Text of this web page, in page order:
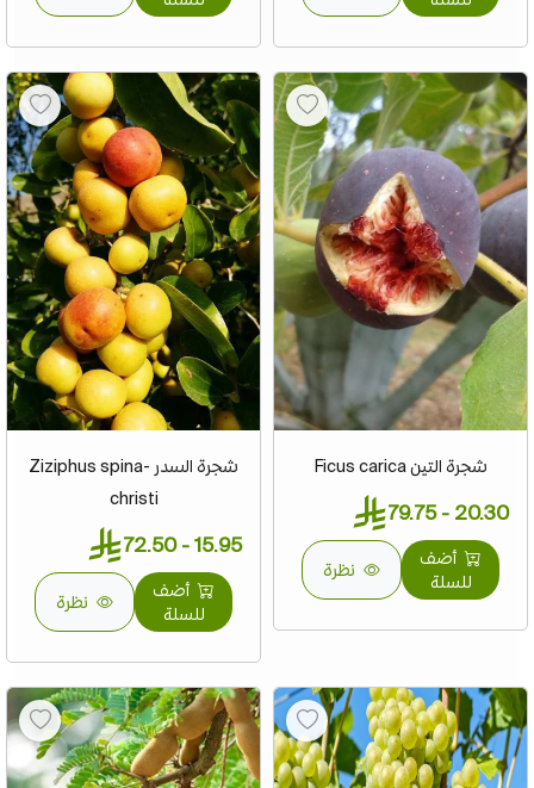
شجرة التين Ficus carica
20.30 - 79.75
أضف
للسلة
نظرة
شجرة السدر Ziziphus spina-
christi
15.95 - 72.50
أضف
للسلة
نظرة